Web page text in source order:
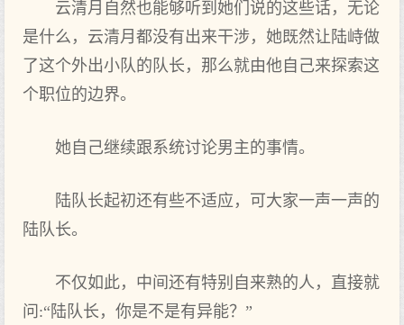
云清月自然也能够听到她们说的这些话，无论
是什么，云清月都没有出来干涉，她既然让陆峙做
了这个外出小队的队长，那么就由他自己来探索这
个职位的边界。
她自己继续跟系统讨论男主的事情。
陆队长起初还有些不适应，可大家一声一声的
陆队长。
不仅如此，中间还有特别自来熟的人，直接就
问:“陆队长，你是不是有异能？”